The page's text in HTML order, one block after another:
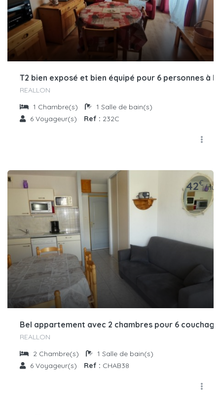
T2 bien exposé et bien équipé pour 6 personnes à
REALLON
1 Chambre(s) 1 Salle de bain(s)
6 Voyageur(s) Ref : 232C
42€/nuit
Bel appartement avec 2 chambres pour 6
REALLON
2 Chambre(s) 1 Salle de bain(s)
6 Voyageur(s) Ref : CHAB38